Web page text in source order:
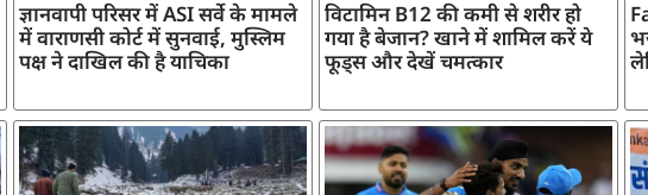
ज्ञानवापी परिसर में ASI सर्वे के मामले
में वाराणसी कोर्ट में सुनवाई, मुस्लिम
पक्ष ने दाखिल की है याचिका
विटामिन B12 की कमी से शरीर हो
गया है बेजान? खाने में शामिल करें ये
फूड्स और देखें चमत्कार